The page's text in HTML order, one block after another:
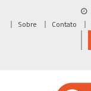
Sobre
Contato